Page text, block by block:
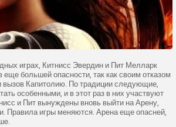
играх, Китнисс Эвердин и Пит Мелларк
большей опасности, так как своим отказом
вызов Капитолию. По традиции следующие,
особенными, и в этот раз в них участвуют
и Пит вынуждены вновь выйти на Арену,
Правила игры меняются. Арена еще опасней,